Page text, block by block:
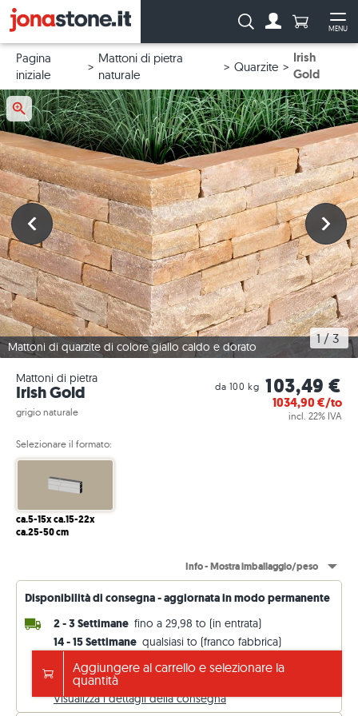
MENU
Ricerca: Numero di
Pagina
iniziale
Mattoni di pietra
naturale
Quarzite
Irish
Gold
Mattoni di quarzite di colore giallo caldo e dorato
1 / 3
Mattoni di pietra
Irish Gold
grigio naturale
da 100 kg 103,49 €
1034,90€/to
incl. 22% IVA
Selezionare il formato:
ca.5-15x ca.15-22x
ca.25-50 cm
Info - Mostra imballaggio/peso
Disponibilità di consegna - aggiornata in modo permanente
2 - 3 Settimane fino a 29,98 to (in entrata)
14 - 15 Settimane qualsiasi to (franco fabbrica)
Spedizione gratuita da 5.000 €
altrimenti 199 €. Prezzi IVA inclusa (22 %)
Visualizza i dettagli della consegna
Aggiungere al carrello e selezionare la
quantità